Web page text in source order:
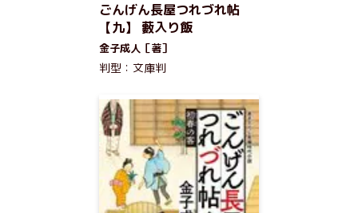
ごんげん長屋つれづれ帖
【九】 藪入り飯
金子成人［著］
判型：文庫判